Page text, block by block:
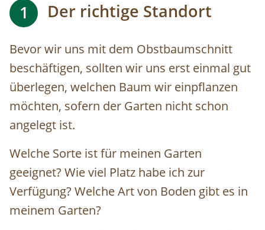
1 Der richtige Standort
Bevor wir uns mit dem Obstbaumschnitt
beschäftigen, sollten wir uns erst einmal gut
überlegen, welchen Baum wir einpflanzen
möchten, sofern der Garten nicht schon
angelegt ist.
Welche Sorte ist für meinen Garten
geeignet? Wie viel Platz habe ich zur
Verfügung? Welche Art von Boden gibt es in
meinem Garten?